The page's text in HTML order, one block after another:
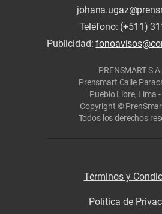
Teléfono: (+511)
Publicidad:
PRENSMART
Prensmart Calle
Pueblo Libre, Lima -
Copyright ©
Todos los derechos
Términos y
Política de